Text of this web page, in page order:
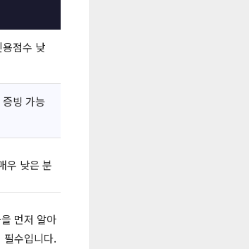
점수 낮
빙 가능
우 낮은 분
먼저 알아
필수입니다.